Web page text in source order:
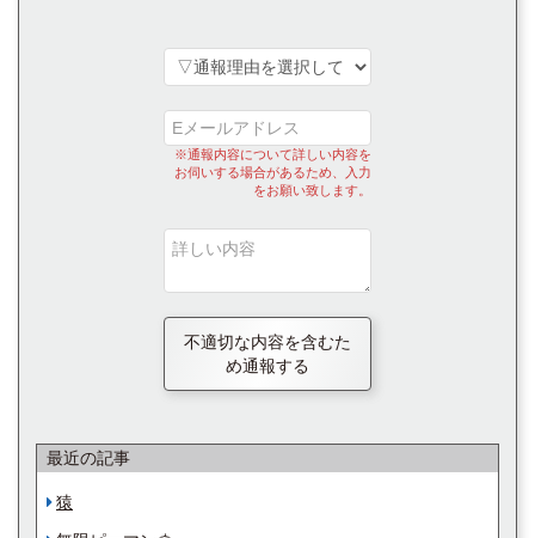
※通報内容について詳しい内容を
お伺いする場合があるため、入力
をお願い致します。
不適切な内容を含むた
め通報する
最近の記事
猿